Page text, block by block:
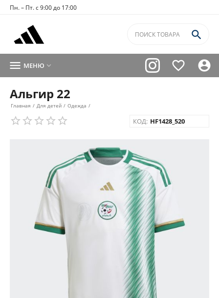
Пн. – Пт. с 9:00 до 17:00



 МЕНЮ 
Альгир 22
Главная / Для детей / Одежда /
КОД: HF1428_520